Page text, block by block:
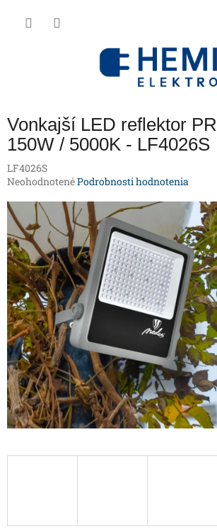
Vonkajší LED reflektor
150W / 5000K - LF4026S
LF4026S
Priemerné
produktu
je
0,0
z
5
hviezdičiek.
NeohodnotenéPodrobnosti hodnotenia